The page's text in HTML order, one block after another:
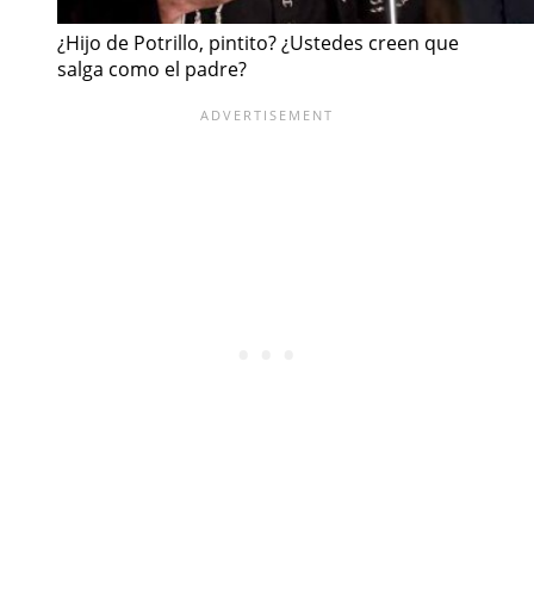
¿Hijo de Potrillo, pintito? ¿Ustedes creen que
salga como el padre?